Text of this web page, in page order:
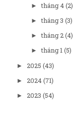
►tháng 4(2)
►tháng 3 (3)
►tháng 2(4)
►tháng 1(5)
► 2025 (43)
► 2024(71)
► 2023 (54)